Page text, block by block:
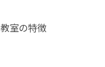
教室の特徴